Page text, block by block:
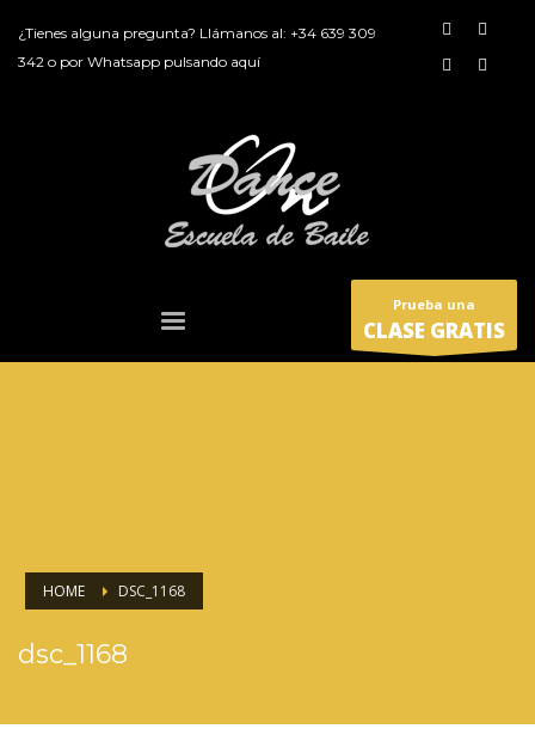
¿Tienes alguna pregunta? Llámanos al: +34 639 309
342 o por Whatsapp pulsando aquí
Prueba una
CLASE GRATIS
HOME DSC_1168
dsc_1168